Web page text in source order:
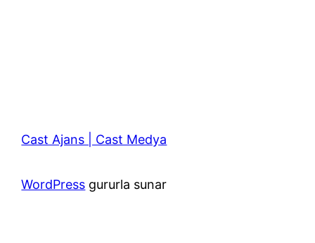
Cast Ajans | Cast Medya
WordPress gururla sunar